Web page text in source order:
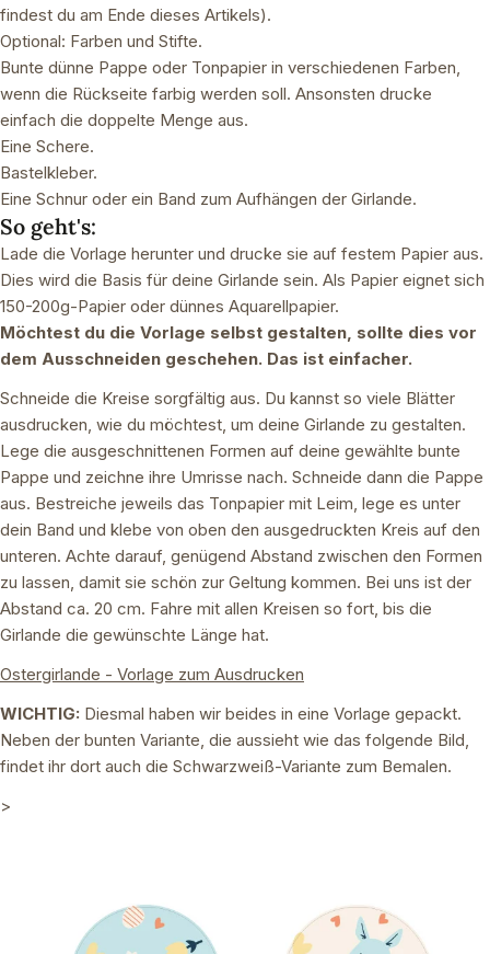
findest du am Ende dieses Artikels).
Optional: Farben und Stifte.
Bunte dünne Pappe oder Tonpapier in verschiedenen Farben,
wenn die Rückseite farbig werden soll. Ansonsten drucke
einfach die doppelte Menge aus.
Eine Schere.
Bastelkleber.
Eine Schnur oder ein Band zum Aufhängen der Girlande.
So geht's:
Lade die Vorlage herunter und drucke sie auf festem Papier aus.
Dies wird die Basis für deine Girlande sein. Als Papier eignet sich
150-200g-Papier oder dünnes Aquarellpapier.
Möchtest du die Vorlage selbst gestalten, sollte dies vor
dem Ausschneiden geschehen. Das ist einfacher.
Schneide die Kreise sorgfältig aus. Du kannst so viele Blätter
ausdrucken, wie du möchtest, um deine Girlande zu gestalten.
Lege die ausgeschnittenen Formen auf deine gewählte bunte
Pappe und zeichne ihre Umrisse nach. Schneide dann die Pappe
aus. Bestreiche jeweils das Tonpapier mit Leim, lege es unter
dein Band und klebe von oben den ausgedruckten Kreis auf den
unteren. Achte darauf, genügend Abstand zwischen den Formen
zu lassen, damit sie schön zur Geltung kommen. Bei uns ist der
Abstand ca. 20 cm. Fahre mit allen Kreisen so fort, bis die
Girlande die gewünschte Länge hat.
Ostergirlande - Vorlage zum Ausdrucken
WICHTIG: Diesmal haben wir beides in eine Vorlage gepackt.
Neben der bunten Variante, die aussieht wie das folgende Bild,
findet ihr dort auch die Schwarzweiß-Variante zum Bemalen.
>